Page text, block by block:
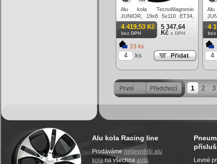
Alu kola TecnoMagnesio
JUNIOR, 19x8 5x110 ET34,
černá lesklá
4 419,53 Kč
bez DPH
5 347,64
Kč s DPH
23 ks
ks
4
bez
1 2 3
Alu kola Racing line
Prodáváme nejlevnější alu
kola na všechna auta.
Levné